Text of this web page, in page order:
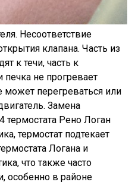
Несоответствие
клапана. Часть из
к течи, часть к
печка не прогревает
перегреваться или
Замена
термостата Рено Логан
термостат подтекает
Логана и
что также часто
особенно в районе